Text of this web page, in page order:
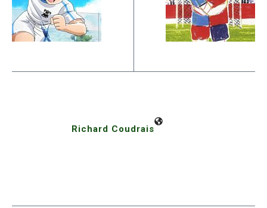
Richard Coudrais